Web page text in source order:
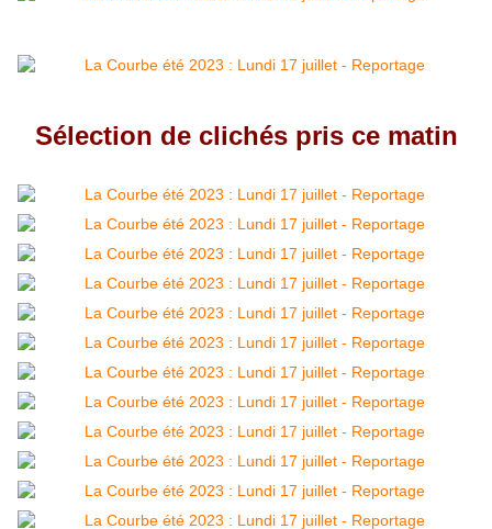
Sélection de clichés pris ce matin